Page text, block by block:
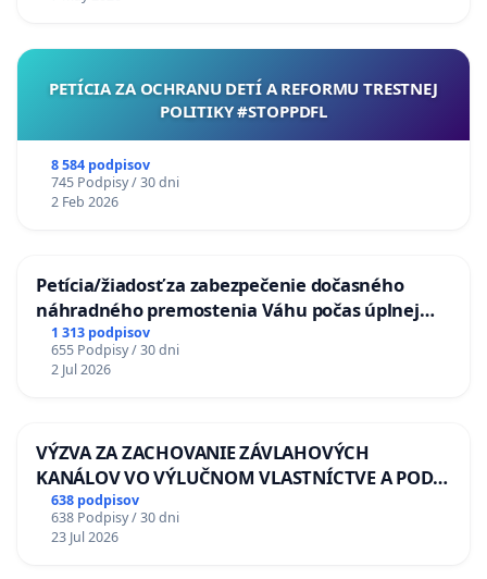
PETÍCIA ZA OCHRANU DETÍ A REFORMU TRESTNEJ
POLITIKY #STOPPDFL
8 584 podpisov
745 Podpisy / 30 dni
2 Feb 2026
Petícia/žiadosť za zabezpečenie dočasného
náhradného premostenia Váhu počas úplnej
uzávery Vážskeho mosta v Komárne
1 313 podpisov
655 Podpisy / 30 dni
2 Jul 2026
VÝZVA ZA ZACHOVANIE ZÁVLAHOVÝCH
KANÁLOV VO VÝLUČNOM VLASTNÍCTVE A POD
KONTROLOU SLOVENSKEJ REPUBLIKY & žiadosť
na riešenie zanedbaného stavu závlahových a
odvodňovacích kanálov na Slovensku
638 podpisov
638 Podpisy / 30 dni
23 Jul 2026